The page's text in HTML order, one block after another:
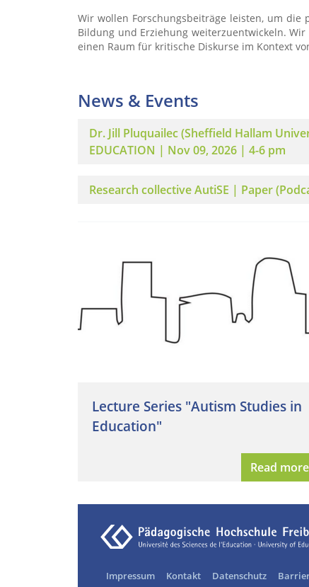
Wir wollen Forschungsbeiträge leisten, um die
Bildung und Erziehung weiterzuentwickeln.
einen Raum für kritische Diskurse im Kontext
News & Events
Dr. Jill Pluquailec (Sheffield Hallam
EDUCATION | Nov 09, 2026 | 4-6 pm
Research collective AutiSE | Paper
Lecture Series "Autism Studies in
Education"
Read more
Impressum Kontakt Datenschutz